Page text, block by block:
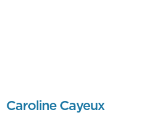
Caroline Cayeux